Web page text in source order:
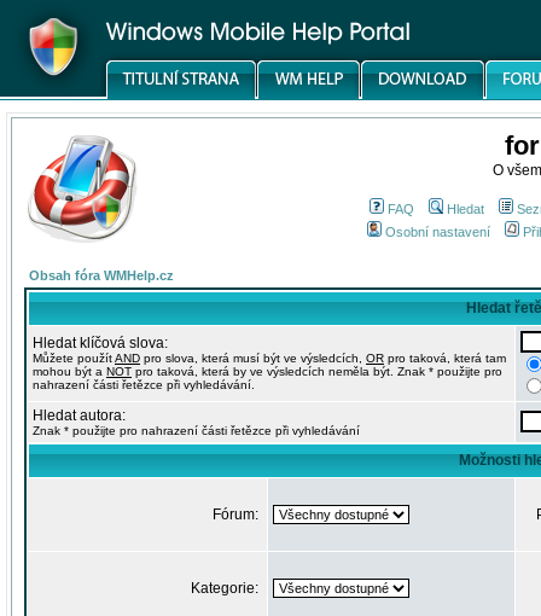
O
FAQ Hledat
Osobní nastavení
Obsah fóra WMHelp.cz
Hledat
Hledat klíčová slova:
Můžete použítAND pro slova, která musí být ve výsledcích, OR pro taková, která tam
mohou být a NOT pro taková, která by ve výsledcích neměla být. Znak * použijte pro
nahrazení části řetězce při vyhledávání.
Hledat autora:
Znak * použijte pro nahrazení části řetězce při vyhledávání
Možnosti
Fórum:
Kategorie: